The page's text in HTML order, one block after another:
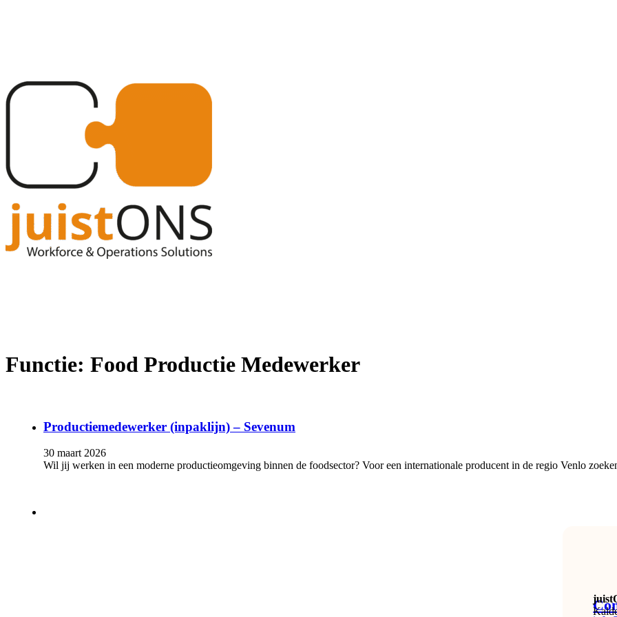
Functie: Food Productie Medewerker
Productiemedewerker (inpaklijn) – Sevenum
30 maart 2026
Wil jij werken in een moderne productieomgeving binnen de foodsector? Voor een internationale producent in de regio Venlo